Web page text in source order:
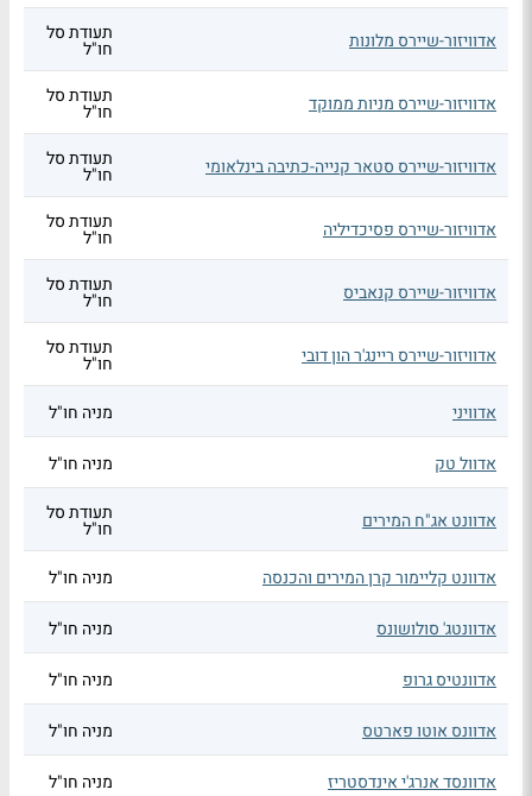
אדוויזור-שיירס מלונות תעודת סל
חו"ל
אדוויזור-שיירס מניות ממוקד תעודת סל
חו"ל
אדוויזור-שיירס סטאר קנייה-כתיבה בינלאומי תעודת סל
חו"ל
אדוויזור-שיירס פסיכדיליה תעודת סל
חו"ל
אדוויזור-שיירס קנאביס תעודת סל
חו"ל
אדוויזור-שיירס ריינג'ר הון דובי תעודת סל
חו"ל
אדוויני
מניה חו"ל
אדוול טק מניה חו"ל
אדוונט אג"ח המירים תעודת סל
חו"ל
אדוונט קליימור קרן המירים והכנסה
מניה חו"ל
אדוונטג' סולושונס מניה חו"ל
אדוונטיס גרופ מניה חו"ל
אדוונס אוטו פארטס מניה חו"ל
אדוונסד אנרג'י אינדסטריז מניה חו"ל